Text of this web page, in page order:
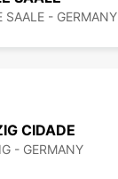
SAALE - GERMANY
CIDADE
- GERMANY